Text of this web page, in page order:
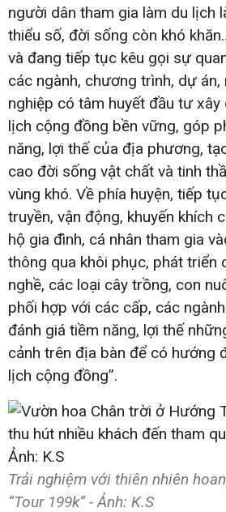
người dân tham gia làm du lịch
thiểu số, đời sống còn khó
và đang tiếp tục kêu gọi sự
các ngành, chương trình, dự án,
nghiệp có tâm huyết đầu tư
lịch cộng đồng bền vững, góp
năng, lợi thế của địa phương,
cao đời sống vật chất và tinh
vùng khó. Về phía huyện, tiếp
truyền, vận động, khuyến khích
hộ gia đình, cá nhân tham gia
thông qua khôi phục, phát triển
nghề, các loại cây trồng, con
phối hợp với các cấp, các
đánh giá tiềm năng, lợi thế
cảnh trên địa bàn để có hướng
lịch cộng đồng”.
Trải nghiệm với thiên nhiên
“Tour 199k” - Ảnh: K.S​